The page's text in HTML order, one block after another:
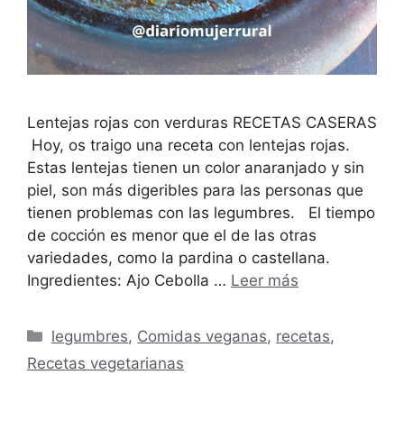
Lentejas rojas con verduras RECETAS CASERAS
Hoy, os traigo una receta con lentejas rojas.
Estas lentejas tienen un color anaranjado y sin
piel, son más digeribles para las personas que
tienen problemas con las legumbres. El tiempo
de cocción es menor que el de las otras
variedades, como la pardina o castellana.
Ingredientes: Ajo Cebolla … Leer más
Categorías
legumbres, Comidas veganas, recetas,
Recetas vegetarianas